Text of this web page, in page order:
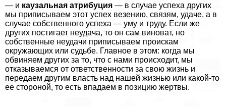
— и каузальная атрибуция — в случае успеха других
мы приписываем этот успех везению, связям, удаче, а в
случае собственного успеха — уму и труду. Если же
других постигает неудача, то он сам виноват, но
собственные неудачи приписываем проискам
окружающих или судьбе. Главное в этом: когда мы
обвиняем других за то, что с нами происходит, мы
отказываемся от ответственности за свою жизнь и
передаем другим власть над нашей жизнью или какой-то
ее стороной, то есть впадаем в позицию жертвы.